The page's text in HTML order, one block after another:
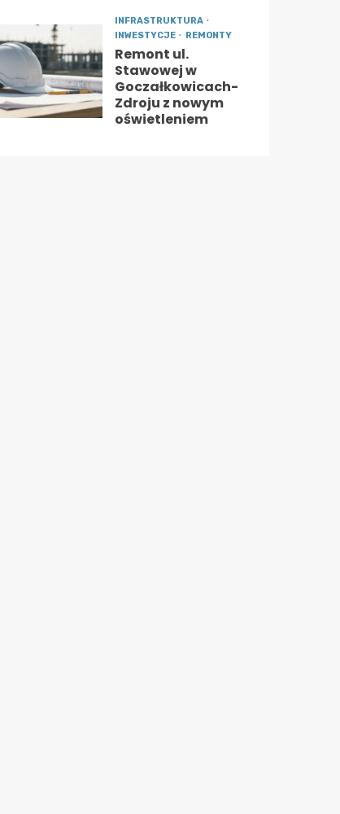
INFRASTRUKTURA
INWESTYCJE
REMONTY
Remont ul.
Stawowej w
Goczałkowicach-
Zdroju z nowym
oświetleniem